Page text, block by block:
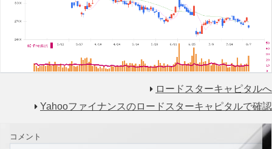
ロードスターキャピタルへ
Yahooファイナンスのロードスターキャピタルで確認
コメント